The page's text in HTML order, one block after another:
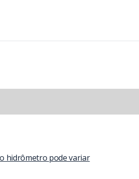
hidrômetro pode variar